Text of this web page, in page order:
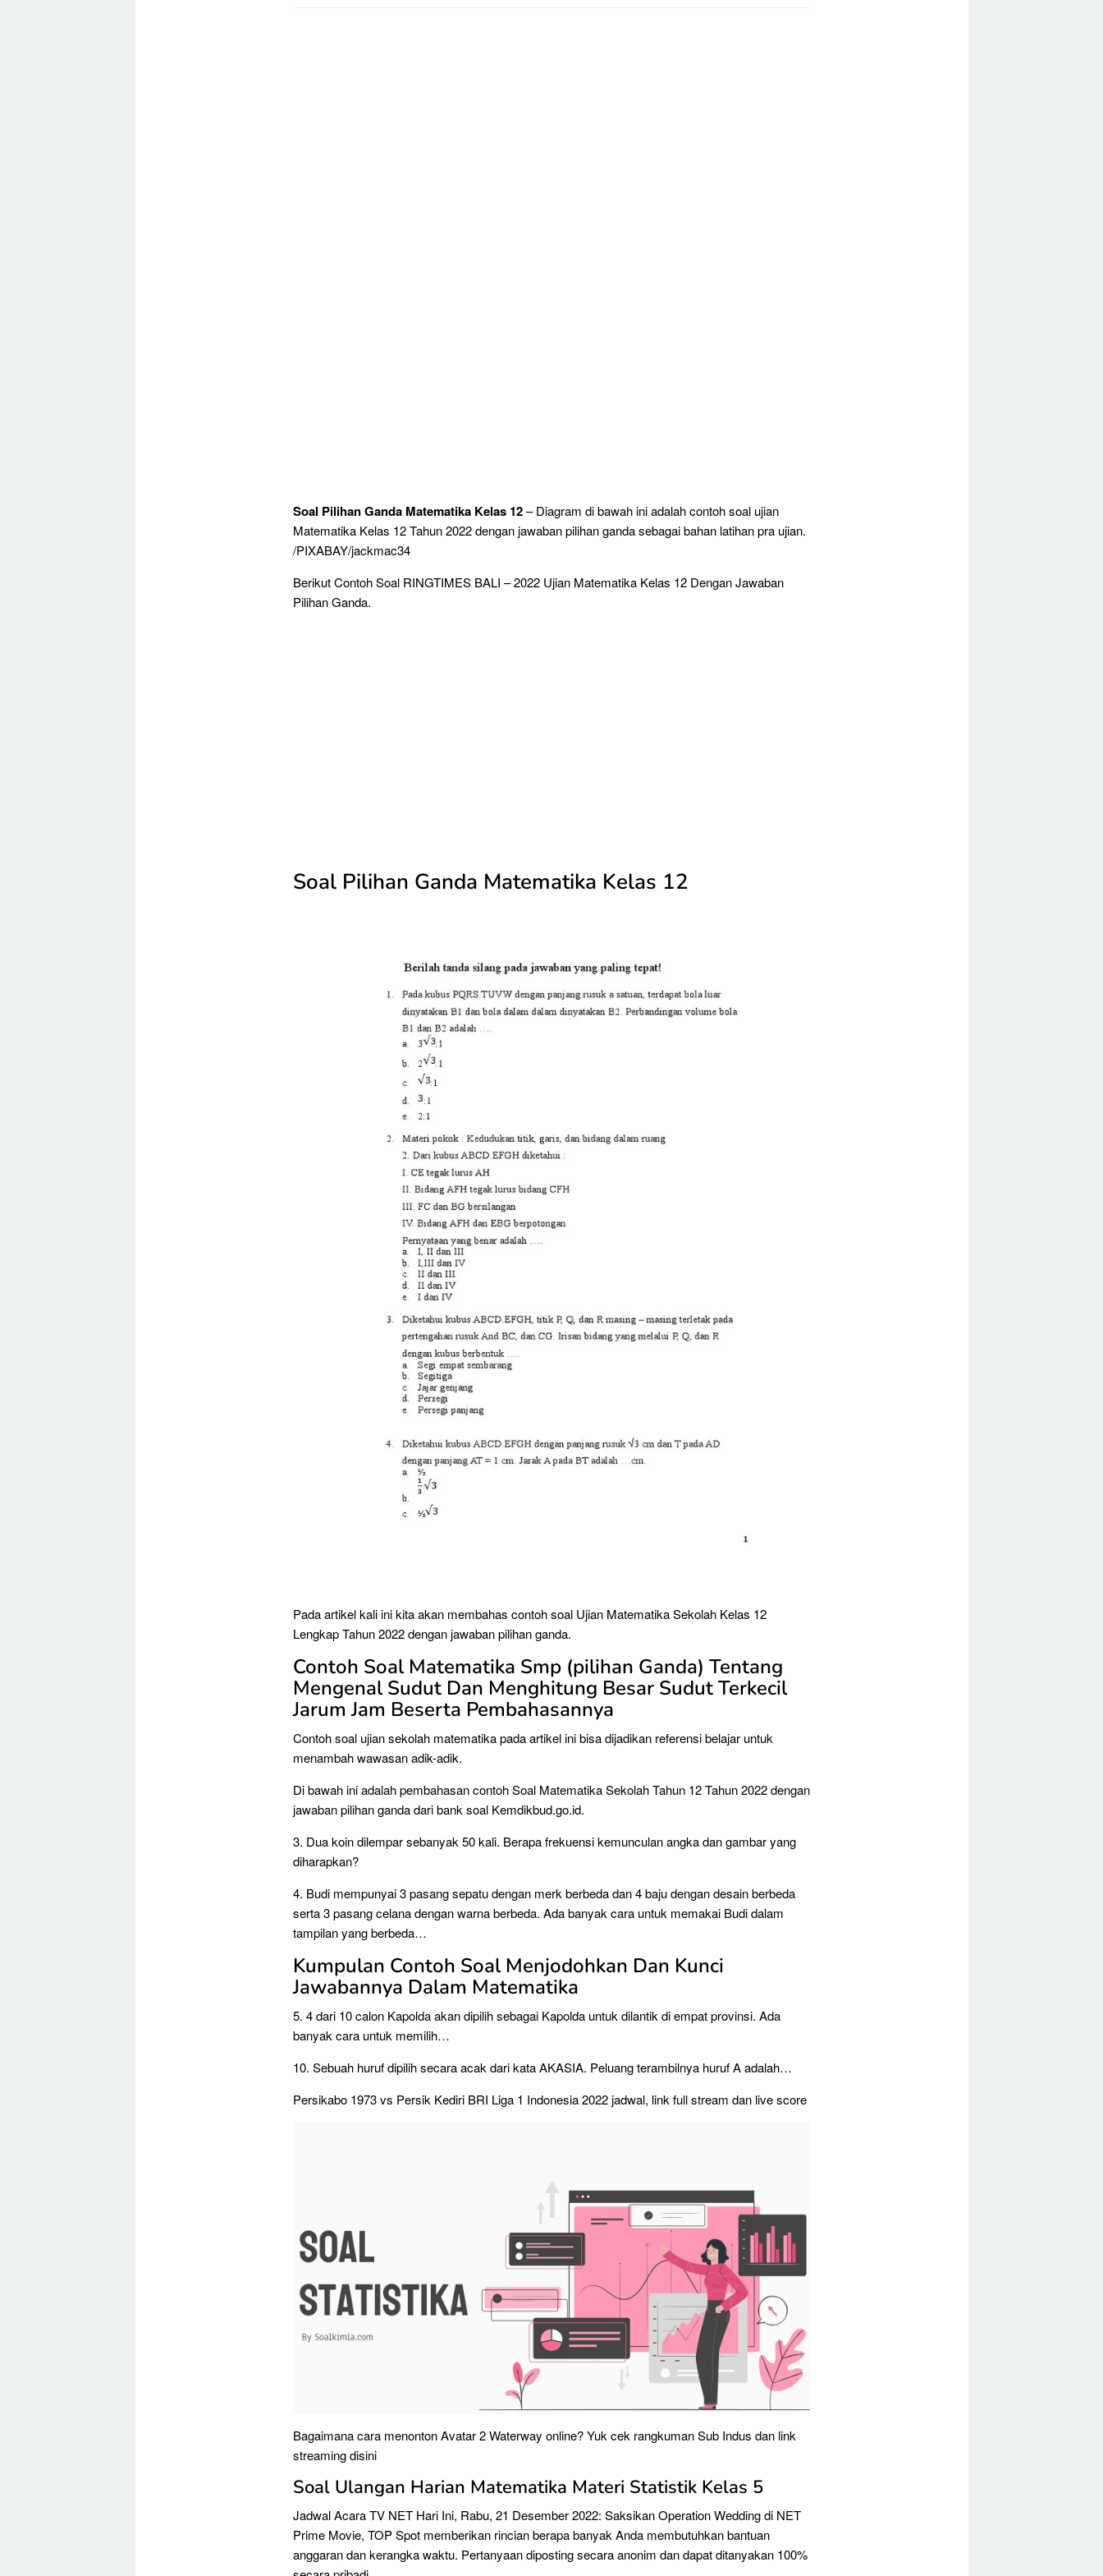
Soal Pilihan Ganda Matematika Kelas 12– Diagram di bawah ini adalah contoh soal ujian
Matematika Kelas 12 Tahun 2022 dengan jawaban pilihan ganda sebagai bahan latihan pra ujian.
/PIXABAY/jackmac34
Berikut Contoh Soal RINGTIMES BALI – 2022 Ujian Matematika Kelas 12 Dengan Jawaban
Pilihan Ganda.
Soal Pilihan Ganda Matematika Kelas 12
Pada artikel kali ini kita akan membahas contoh soal Ujian Matematika Sekolah Kelas 12
Lengkap Tahun 2022 dengan jawaban pilihan ganda.
Contoh Soal Matematika Smp (pilihan Ganda) Tentang
Mengenal Sudut Dan Menghitung Besar Sudut Terkecil
Jarum Jam Beserta Pembahasannya
Contoh soal ujian sekolah matematika pada artikel ini bisa dijadikan referensi belajar untuk
menambah wawasan adik-adik.
Di bawah ini adalah pembahasan contoh Soal Matematika Sekolah Tahun 12 Tahun 2022 dengan
jawaban pilihan ganda dari bank soal Kemdikbud.go.id.
3. Dua koin dilempar sebanyak 50 kali. Berapa frekuensi kemunculan angka dan gambar yang
diharapkan?
4. Budi mempunyai 3 pasang sepatu dengan merk berbeda dan 4 baju dengan desain berbeda
serta 3 pasang celana dengan warna berbeda. Ada banyak cara untuk memakai Budi dalam
tampilan yang berbeda…
Kumpulan Contoh Soal Menjodohkan Dan Kunci
Jawabannya Dalam Matematika
5. 4 dari 10 calon Kapolda akan dipilih sebagai Kapolda untuk dilantik di empat provinsi. Ada
banyak cara untuk memilih…
10. Sebuah huruf dipilih secara acak dari kata AKASIA. Peluang terambilnya huruf A adalah…
Persikabo 1973 vs Persik Kediri BRI Liga 1 Indonesia 2022 jadwal, link full stream dan live score
Bagaimana cara menonton Avatar 2 Waterway online? Yuk cek rangkuman Sub Indus dan link
streaming disini
Soal Ulangan Harian Matematika Materi Statistik Kelas 5
Jadwal Acara TV NET Hari Ini, Rabu, 21 Desember 2022: Saksikan Operation Wedding di NET
Prime Movie, TOP Spot memberikan rincian berapa banyak Anda membutuhkan bantuan
anggaran dan kerangka waktu. Pertanyaan diposting secara anonim dan dapat ditanyakan 100%